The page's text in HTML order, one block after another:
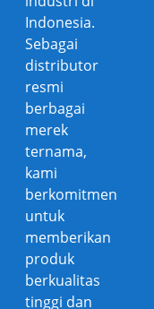
Indonesia.
Sebagai
distributor
resmi
berbagai
merek
ternama,
kami
berkomitmen
untuk
memberikan
produk
berkualitas
tinggi dan